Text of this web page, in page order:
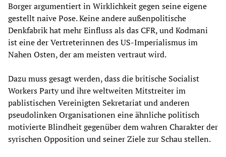
Borger argumentiert in Wirklichkeit gegen seine eigene
gestellt naive Pose. Keine andere außenpolitische
Denkfabrik hat mehr Einfluss als das CFR, und Kodmani
ist eine der Vertreterinnen des US-Imperialismus im
Nahen Osten, der am meisten vertraut wird.
Dazu muss gesagt werden, dass die britische Socialist
Workers Party und ihre weltweiten Mitstreiter im
pablistischen Vereinigten Sekretariat und anderen
pseudolinken Organisationen eine ähnliche politisch
motivierte Blindheit gegenüber dem wahren Charakter der
syrischen Opposition und seiner Ziele zur Schau stellen.